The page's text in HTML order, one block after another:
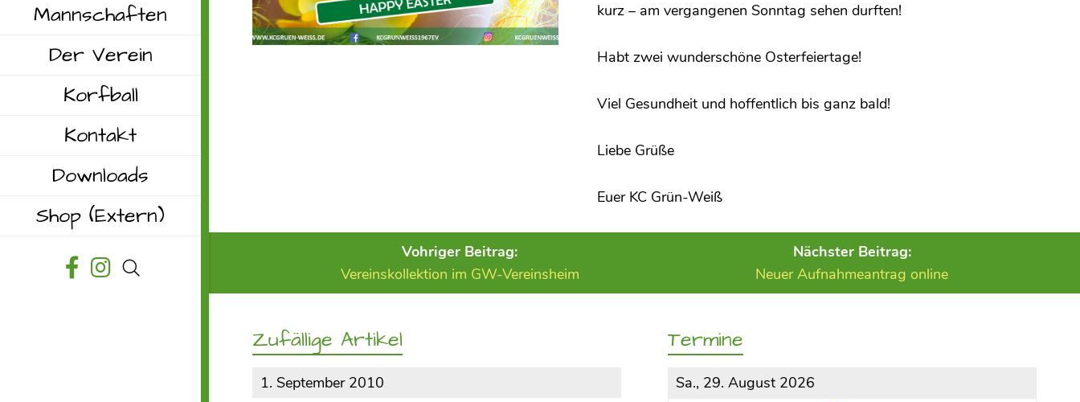
Mannschaften
Der Verein
Korfball
Kontakt
Downloads
Shop (Extern)
kurz – am vergangenen Sonntag sehen durften!
Habt zwei wunderschöne Osterfeiertage!
Viel Gesundheit und hoffentlich bis ganz bald!
Liebe Grüße
Euer KC Grün-Weiß
Vohriger Beitrag:
Vereinskollektion im GW-Vereinsheim
Nächster Beitrag:
Neuer Aufnahmeantrag online
Zufällige Artikel
1. September 2010
Termine
Sa., 29. August 2026